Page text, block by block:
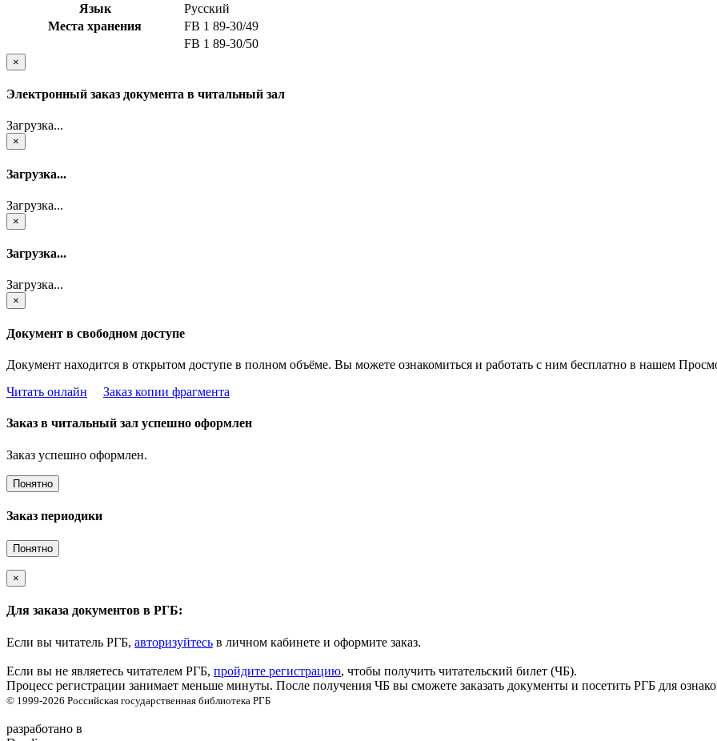
Язык
Русский
Места хранения
FB 1 89-30/49
FB 1 89-30/50
×
Электронный заказ документа в читальный зал
Загрузка...
×
Загрузка...
Загрузка...
×
Загрузка...
Загрузка...
×
Документ в свободном доступе
Документ находится в открытом доступе в полном объёме. Вы можете ознакомиться и работать с ним бесплатно в нашем
Читать онлайн
Заказ копии фрагмента
Заказ в читальный зал успешно оформлен
Заказ успешно оформлен.
Понятно
Заказ периодики
Понятно
×
Для заказа документов в РГБ:
Если вы читатель РГБ, авторизуйтесь в личном кабинете и оформите заказ.
Если вы не являетесь читателем РГБ, пройдите регистрацию, чтобы получить читательский билет (ЧБ).
Процесс регистрации занимает меньше минуты. После получения ЧБ вы сможете заказать документы и посетить РГБ для
© 1999-2026 Российская государственная библиотека РГБ
разработано в